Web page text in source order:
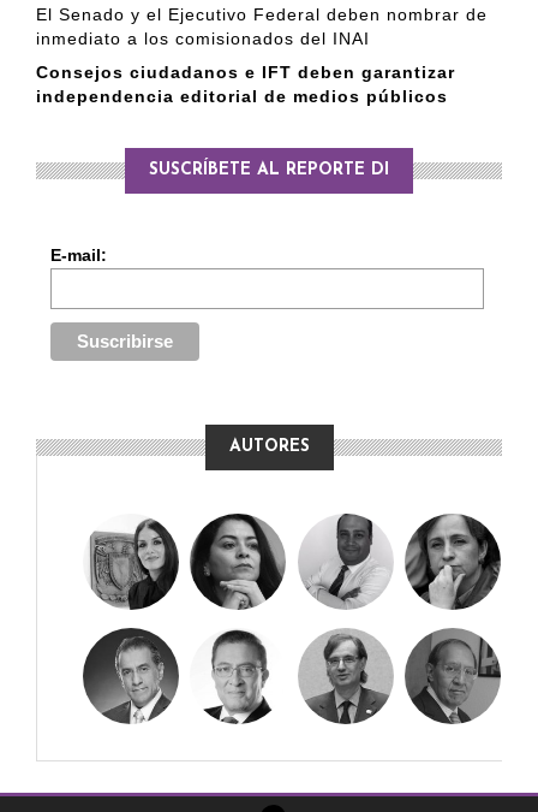
El Senado y el Ejecutivo Federal deben nombrar de
inmediato a los comisionados del INAI
Consejos ciudadanos e IFT deben garantizar
independencia editorial de medios públicos
SUSCRÍBETE AL REPORTE DI
E-mail:
AUTORES